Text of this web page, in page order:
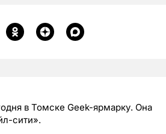
в Томске Geek-ярмарку. Она
сити».